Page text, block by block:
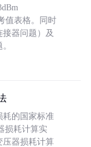
值表格。同时
器问题）及
耗的国家标准
损耗计算实
压器损耗计算